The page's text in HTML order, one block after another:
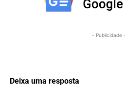
- Publicidade -
Deixa uma resposta